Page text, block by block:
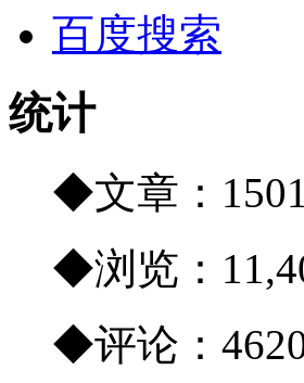
百度搜索
统计
◆文章：
◆浏览：
◆评论：